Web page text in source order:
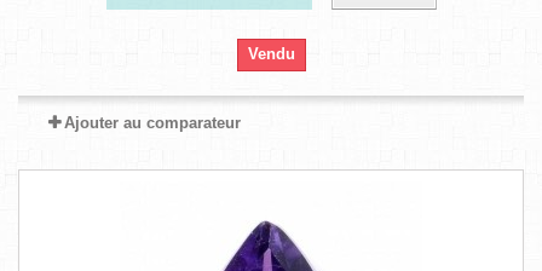
Vendu
Ajouter au comparateur